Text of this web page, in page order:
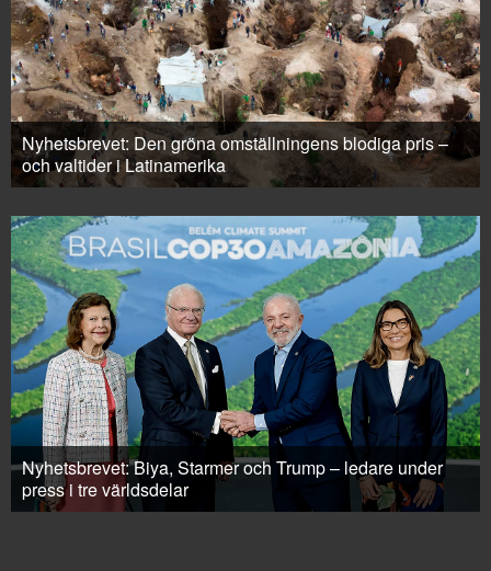
Nyhetsbrevet: Den gröna omställningens blodiga pris –
och valtider i Latinamerika
Nyhetsbrevet: Biya, Starmer och Trump – ledare under
press i tre världsdelar